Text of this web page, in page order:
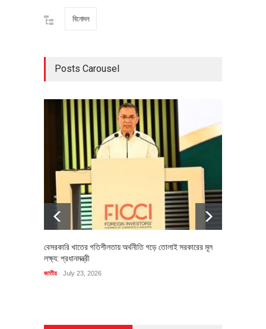
বিনোদন
Posts Carousel
বেসরকারি খাতের গতিশীলতায় অর্থনীতি গড়ে তোলাই সরকারের মূল
লক্ষ্য: প্রধানমন্ত্রী
জাতীয় July 23, 2026